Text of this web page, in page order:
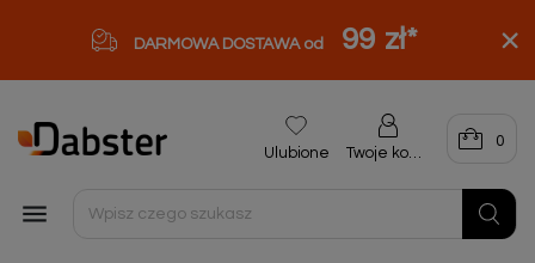
DARMOWA DOSTAWA od 99 zł*

Ulubione Twoje konto
0